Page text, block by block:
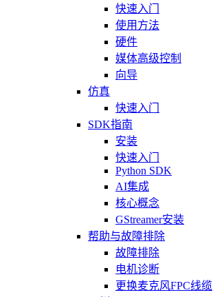
快速入门
使用方法
硬件
媒体高级控制
向导
仿真
快速入门
SDK指南
安装
快速入门
Python SDK
AI集成
核心概念
GStreamer安装
帮助与故障排除
故障排除
电机诊断
更换麦克风FPC线缆